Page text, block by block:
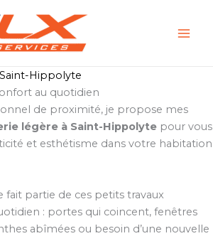
Hippolyte
au quotidien
de proximité, je propose mes
légère à Saint-Hippolyte pour vous
et esthétisme dans votre habitation
fait partie de ces petits travaux
: portes qui coincent, fenêtres
abîmées ou besoin d’une nouvelle